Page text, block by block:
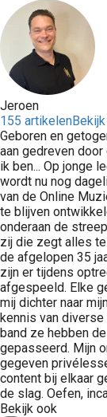
Jeroen
155 artikelen
Geboren en
aan gedreven
ik ben... Op jonge
wordt nu nog
van de Online
te blijven
onderaan de
zij die zegt alles
de afgelopen 35
zijn er tijdens
afgespeeld. Elke
mij dichter naar
kennis van
band ze hebben
gepasseerd. Mijn
gegeven
content bij elkaar
de slag. Oefen,
Bekijk ook